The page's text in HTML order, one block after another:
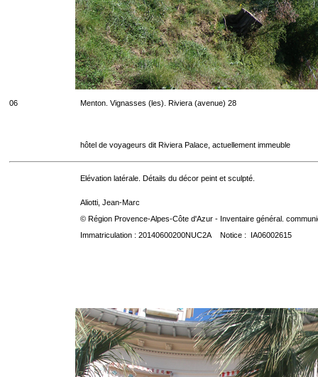
06 Menton. Vignasses (les). Riviera (avenue) 28
hôtel de voyageurs dit Riviera Palace, actuellement immeuble
Elévation latérale. Détails du décor peint et sculpté.
Aliotti, Jean-Marc
© Région Provence-Alpes-Côte d'Azur - Inventaire général.
Immatriculation : 20140600200NUC2A Notice : IA06002615